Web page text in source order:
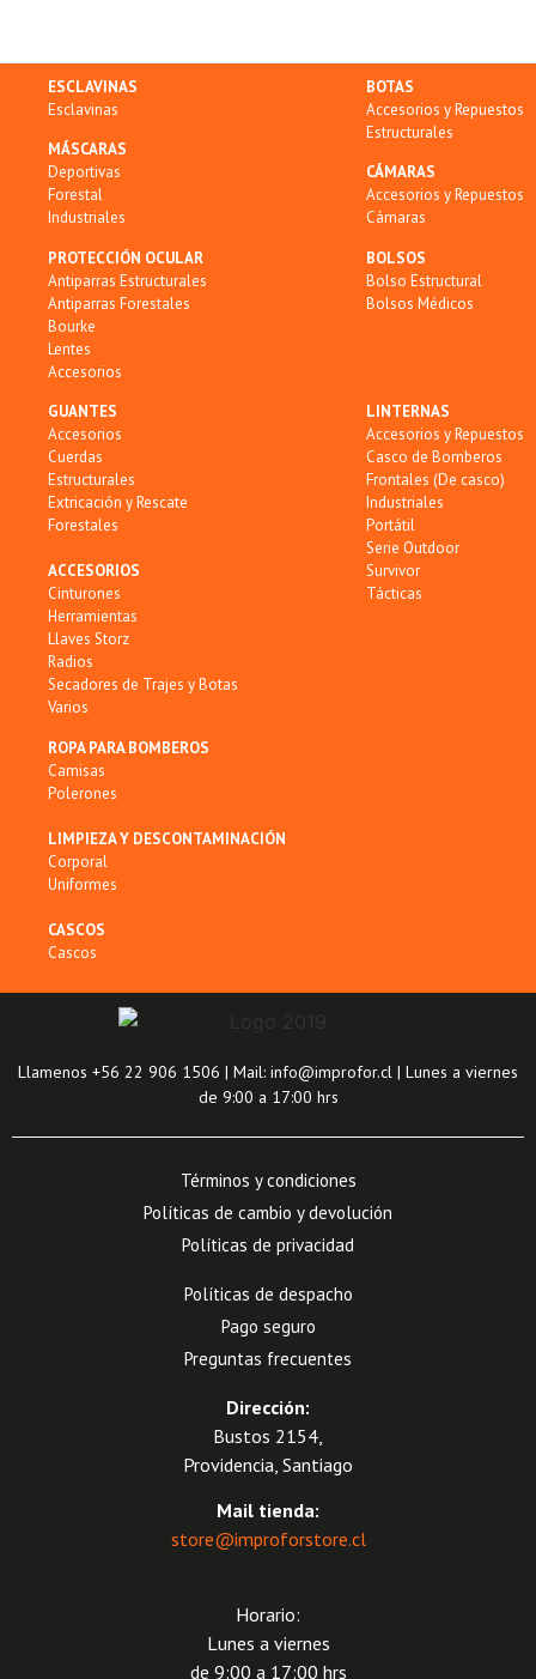
ESCLAVINAS
Esclavinas
MÁSCARAS
Deportivas
Forestal
Industriales
PROTECCIÓN OCULAR
Antiparras Estructurales
Antiparras Forestales
Bourke
Lentes
Accesorios
BOTAS
Accesorios y Repuestos
Estructurales
CÁMARAS
Accesorios y Repuestos
Cámaras
BOLSOS
Bolso Estructural
Bolsos Médicos
GUANTES
Accesorios
Cuerdas
Estructurales
Extricación y Rescate
Forestales
ACCESORIOS
Cinturones
Herramientas
Llaves Storz
Radios
Secadores de Trajes y Botas
Varios
LINTERNAS
Accesorios y Repuestos
Casco de Bomberos
Frontales (De casco)
Industriales
Portátil
Serie Outdoor
Survivor
Tácticas
ROPA PARA BOMBEROS
Camisas
Polerones
LIMPIEZA Y DESCONTAMINACIÓN
Corporal
Uniformes
CASCOS
Cascos
Llamenos +56 22 906 1506 | Mail: info@improfor.cl | Lunes a viernes
de 9:00 a 17:00 hrs
Términos y condiciones
Políticas de cambio y devolución
Políticas de privacidad
Políticas de despacho
Pago seguro
Preguntas frecuentes
Dirección:
Bustos 2154,
Providencia, Santiago
Mail tienda:
store@improforstore.cl
Horario:
Lunes a viernes
de 9:00 a 17:00 hrs